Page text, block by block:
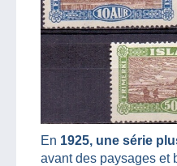
En 1925, une série
avant des paysages et